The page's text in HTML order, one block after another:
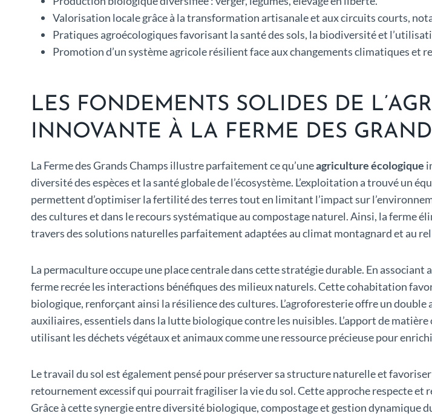
Valorisation locale grâce à la transformation artisanale et aux circuits courts,
Pratiques agroécologiques favorisant la santé des sols, la biodiversité et
Promotion d’un système agricole résilient face aux changements climatiques et
LES FONDEMENTS SOLIDES DE
INNOVANTE À LA FERME DES
La Ferme des Grands Champs illustre parfaitement ce qu’uneagriculture écologique
diversité des espèces et la santé globale de l’écosystème. L’exploitation a trouvé un
permettent d’optimiser la fertilité des terres tout en limitant l’impact sur
des cultures et dans le recours systématique au compostage naturel. Ainsi, la ferme
travers des solutions naturelles parfaitement adaptées au climat montagnard et au
La permaculture occupe une place centrale dans cette stratégie durable. En
ferme recrée les interactions bénéfiques des milieux naturels. Cette cohabitation
biologique, renforçant ainsi la résilience des cultures. L’agroforesterie offre un
auxiliaires, essentiels dans la lutte biologique contre les nuisibles. L’apport de
utilisant les déchets végétaux et animaux comme une ressource précieuse pour
Le travail du sol est également pensé pour préserver sa structure naturelle et
retournement excessif qui pourrait fragiliser la vie du sol. Cette approche respecte et
Grâce à cette synergie entre diversité biologique, compostage et gestion dynamique